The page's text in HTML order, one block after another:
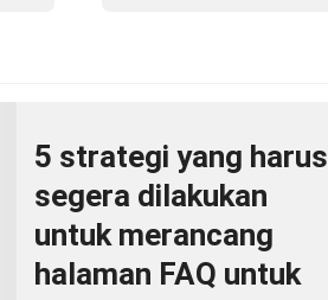
5 strategi yang harus
segera dilakukan
untuk merancang
halaman FAQ untuk